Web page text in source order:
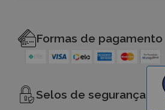
Formas de pagamento
Selos de segurança